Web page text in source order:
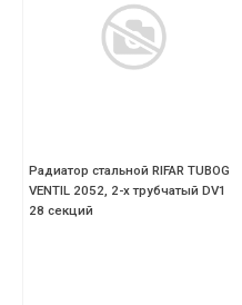
Радиатор стальной RIFAR TUBOG
VENTIL 2052, 2-х трубчатый DV1
28 секций